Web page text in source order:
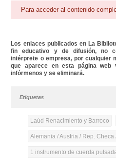
Para acceder al contenido
Los enlaces publicados en La
fin educativo y de difusión, no
intérprete o empresa, por cualquier
que aparece en esta página web
infórmenos y se eliminará.
Etiquetas
Laúd Renacimiento y Barroco
Alemania / Austria / Rep. Checa
1 instrumento de cuerda